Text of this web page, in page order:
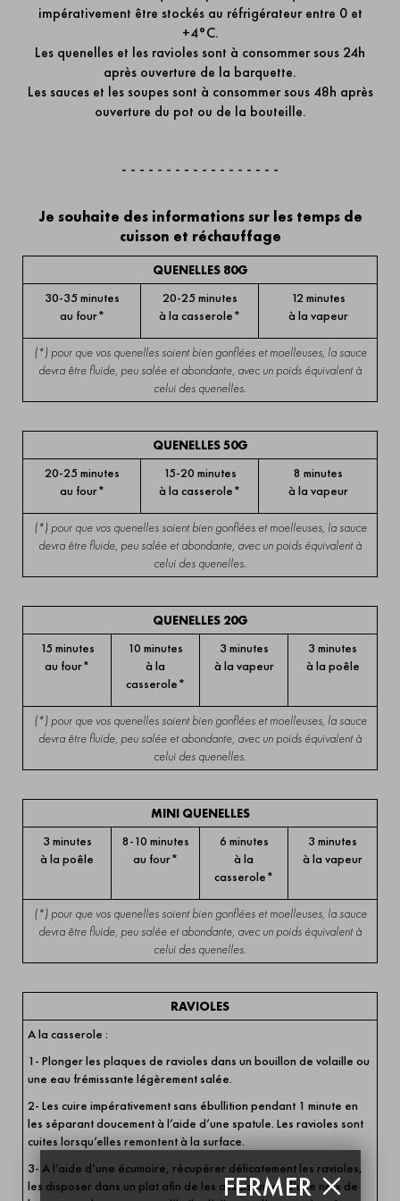
FERMER
impérativement être stockés au réfrigérateur entre 0 et
+4°C.
Les quenelles et les ravioles sont à consommer sous 24h
après ouverture de la barquette.
Les sauces et les soupes sont à consommer sous 48h après
ouverture du pot ou de la bouteille.
- - - - - - - - - - - - - - - - - -
Je souhaite des informations sur les temps de
cuisson et réchauffage
QUENELLES 80G
30-35 minutes
au four*
20-25 minutes
à la casserole*
12 minutes
à la vapeur
(*) pour que vos quenelles soient bien gonflées et moelleuses, la sauce
devra être fluide, peu salée et abondante, avec un poids équivalent à
celui des quenelles.
QUENELLES 50G
20-25 minutes
au four*
15-20 minutes
à la casserole*
8 minutes
à la vapeur
(*) pour que vos quenelles soient bien gonflées et moelleuses, la sauce
devra être fluide, peu salée et abondante, avec un poids équivalent à
celui des quenelles.
QUENELLES 20G
15 minutes
au four*
10 minutes
à la
casserole*
3 minutes
à la vapeur
3 minutes
à la poêle
(*) pour que vos quenelles soient bien gonflées et moelleuses, la sauce
devra être fluide, peu salée et abondante, avec un poids équivalent à
celui des quenelles.
MINI QUENELLES
3 minutes
à la poêle
8-10 minutes
au four*
6 minutes
à la
casserole*
3 minutes
à la vapeur
(*) pour que vos quenelles soient bien gonflées et moelleuses, la sauce
devra être fluide, peu salée et abondante, avec un poids équivalent à
celui des quenelles.
RAVIOLES
A la casserole :
1- Plonger les plaques de ravioles dans un bouillon de volaille ou
une eau frémissante légèrement salée.
2- Les cuire impérativement sans ébullition pendant 1 minute en
les séparant doucement à l’aide d’une spatule. Les ravioles sont
cuites lorsqu’elles remontent à la surface.
3- A l’aide d’une écumoire, récupérer délicatement les ravioles,
les disposer dans un plat afin de les assaisonner d’une noix de